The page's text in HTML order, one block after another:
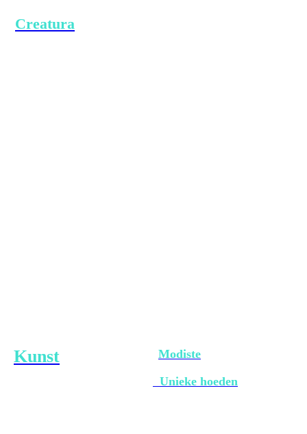
Creatura
Kunst
Modiste
Unieke hoeden